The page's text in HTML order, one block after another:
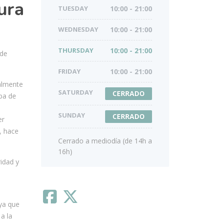
de
hace
y
que
la
TUESDAY 10:00 - 21:00
WEDNESDAY 10:00 - 21:00
THURSDAY 10:00 - 21:00
FRIDAY 10:00 - 21:00
SATURDAY CERRADO
SUNDAY CERRADO
Cerrado a mediodía (de 14h a
16h)